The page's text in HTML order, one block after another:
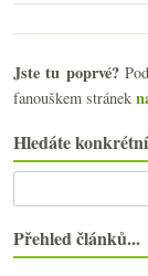
Jste tu poprvé?
fanouškem stránek
Hledáte
Přehled článků...